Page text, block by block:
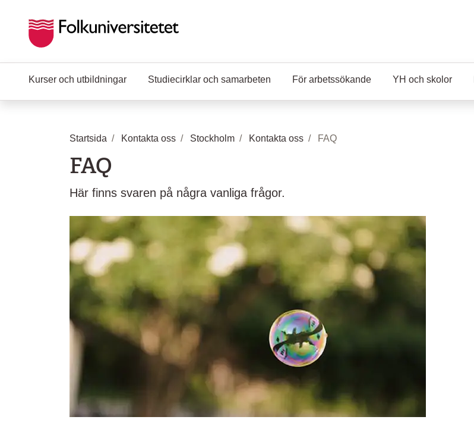
Kurser och utbildningar Studiecirklar och samarbeten För arbetssökande YH och skolor
Startsida Kontakta oss Stockholm Kontakta oss FAQ
FAQ
Här finns svaren på några vanliga frågor.